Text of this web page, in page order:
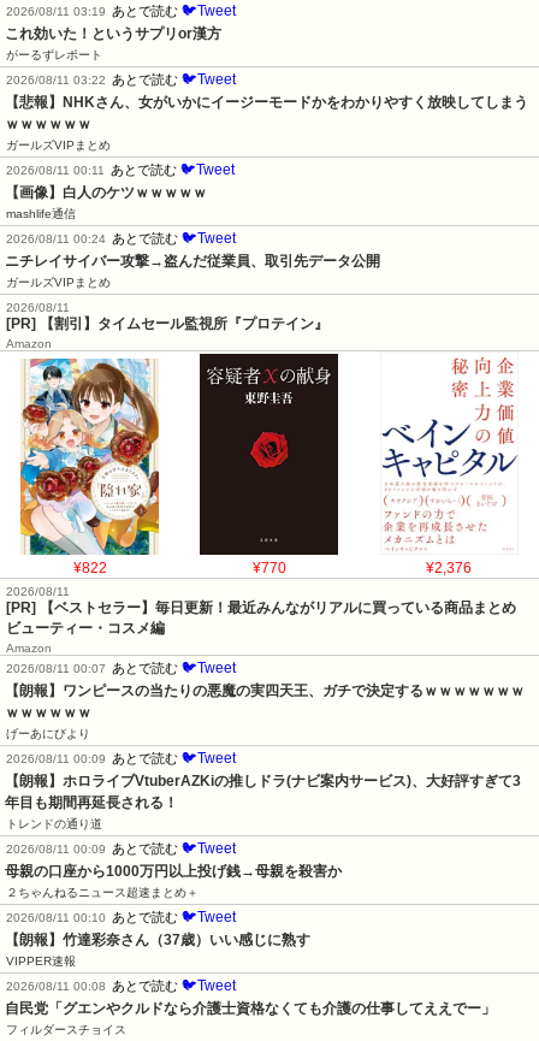
2026/08/11 03:19
あとで読む 🐦Tweet
これ効いた！というサプリor漢方
がーるずレポート
2026/08/11 03:22
あとで読む 🐦Tweet
【悲報】NHKさん、女がいかにイージーモードかをわかりやすく放映してしまう
ｗｗｗｗｗｗ
ガールズVIPまとめ
2026/08/11 00:11
あとで読む 🐦Tweet
【画像】白人のケツｗｗｗｗｗ
mashlife通信
2026/08/11 00:24 あとで読む 🐦Tweet
ニチレイサイバー攻撃→盗んだ従業員、取引先データ公開
ガールズVIPまとめ
2026/08/11
[PR] 【割引】タイムセール監視所『プロテイン』
Amazon
¥822 ¥770 ¥2,376
2026/08/11
[PR] 【ベストセラー】毎日更新！最近みんながリアルに買っている商品まとめ
ビューティー・コスメ編
Amazon
2026/08/11 00:07
あとで読む 🐦Tweet
【朗報】ワンピースの当たりの悪魔の実四天王、ガチで決定するｗｗｗｗｗｗｗ
ｗｗｗｗｗｗ
げーあにびより
2026/08/11 00:09
あとで読む 🐦Tweet
【朗報】ホロライブVtuberAZKiの推しドラ(ナビ案内サービス)、大好評すぎて3
年目も期間再延長される！
トレンドの通り道
2026/08/11 00:09
あとで読む 🐦Tweet
母親の口座から1000万円以上投げ銭→母親を殺害か
２ちゃんねるニュース超速まとめ＋
2026/08/11 00:10
あとで読む 🐦Tweet
【朗報】竹達彩奈さん（37歳）いい感じに熟す
VIPPER速報
2026/08/11 00:08
あとで読む 🐦Tweet
自民党「グエンやクルドなら介護士資格なくても介護の仕事してええでー」
フィルダースチョイス